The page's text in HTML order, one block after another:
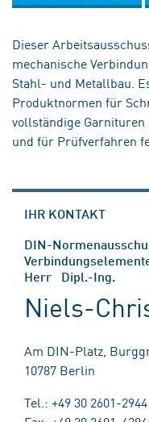
Dieser
mechanische
Stahl- und Metallbau.
Produktnormen für
vollständige Garnituren
und für Prüfverfahren
IHR KONTAKT
DIN-
Herr Dipl.-Ing.
Niels-
Am DIN-Platz,
10787 Berlin
Tel.: +49 30 2601-2944